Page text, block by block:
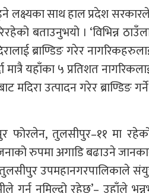
लक्ष्यका साथ हाल प्रदेश
बताउनुभयो । ‘विभिन्न
ब्राण्डिङ गरेर
यहाँका ५ प्रतिशत
उत्पादन गरेर ब्राण्डिङ
फोरलेन, तुलसीपुर–११ मा
रुपमा अगाडि बढाउने
उपमहानगरपालिकाले